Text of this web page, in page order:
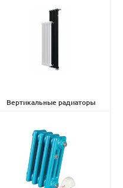
Вертикальные радиаторы